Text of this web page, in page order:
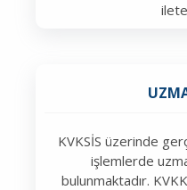
KVKSİS üzerinde
işlemlerde
bulunmaktadır.